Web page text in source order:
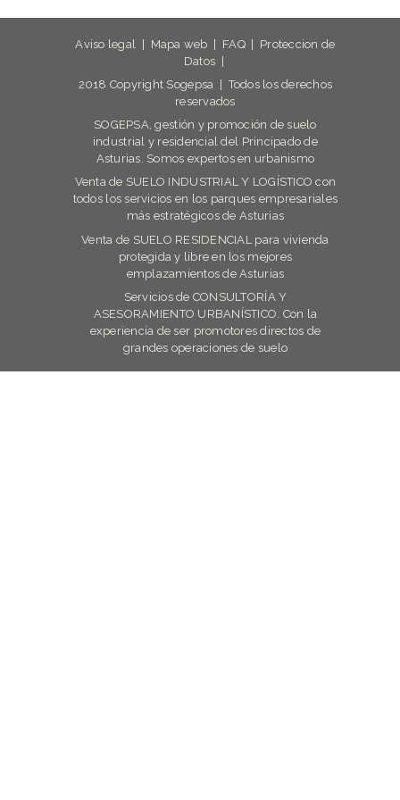
Aviso legal Mapa web FAQ| Proteccion de
Datos
2018 Copyright Sogepsa | Todos los derechos
reservados
SOGEPSA, gestión y promoción de suelo
industrial y residencial del Principado de
Asturias. Somos expertos en urbanismo
Venta de SUELO INDUSTRIAL Y LOGÍSTICO con
todos los servicios en los parques empresariales
más estratégicos de Asturias
Venta de SUELO RESIDENCIAL para vivienda
protegida y libre en los mejores
emplazamientos de Asturias
Servicios de CONSULTORÍA Y
ASESORAMIENTO URBANÍSTICO. Con la
experiencia de ser promotores directos de
grandes operaciones de suelo